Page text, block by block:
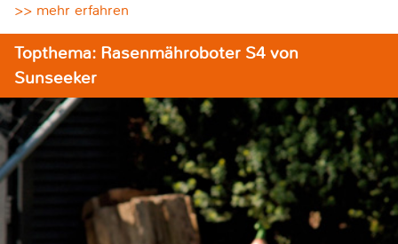
>> mehr erfahren
Topthema: Rasenmähroboter S4 von
Sunseeker